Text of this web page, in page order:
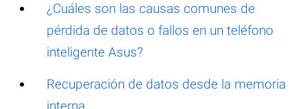
¿Cuáles son las causas comunes de
pérdida de datos o fallos en un teléfono
inteligente Asus?
Recuperación de datos desde la memoria